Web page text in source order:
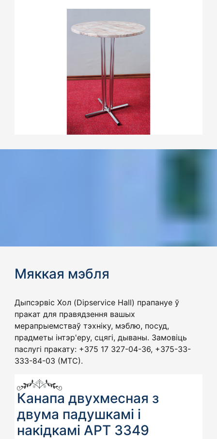
Мяккая мэбля
Дыпсэрвіс Хол (Dipservice Hall) прапануе ў
пракат для правядзення вашых
мерапрыемстваў тэхніку, мэблю, посуд,
прадметы інтэр'еру, сцягі, дываны. Замовіць
паслугі пракату: +375 17 327-04-36, +375-33-
333-84-03 (МТС).
Канапа двухмесная з
двума падушкамі і
накідкамі АРТ 3349